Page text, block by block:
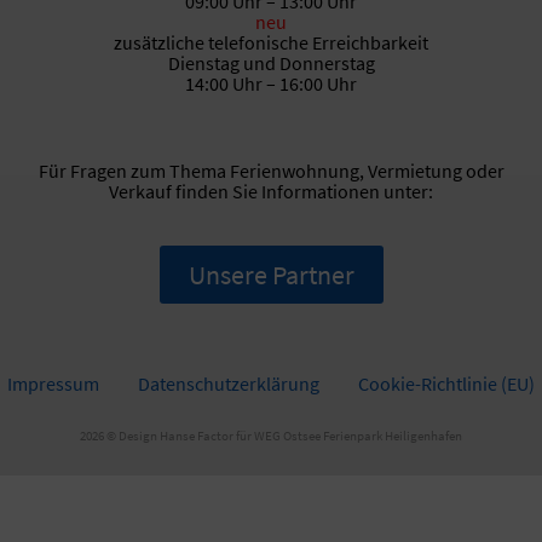
neu
zusätzliche telefonische Erreichbarkeit
Dienstag und Donnerstag
14:00 Uhr – 16:00 Uhr
Für Fragen zum Thema Ferienwohnung, Vermietung oder
Verkauf finden Sie Informationen unter:
Unsere Partner
Impressum Datenschutzerklärung Cookie-Richtlinie (EU)
2026 © Design Hanse Factor für WEG Ostsee Ferienpark Heiligenhafen